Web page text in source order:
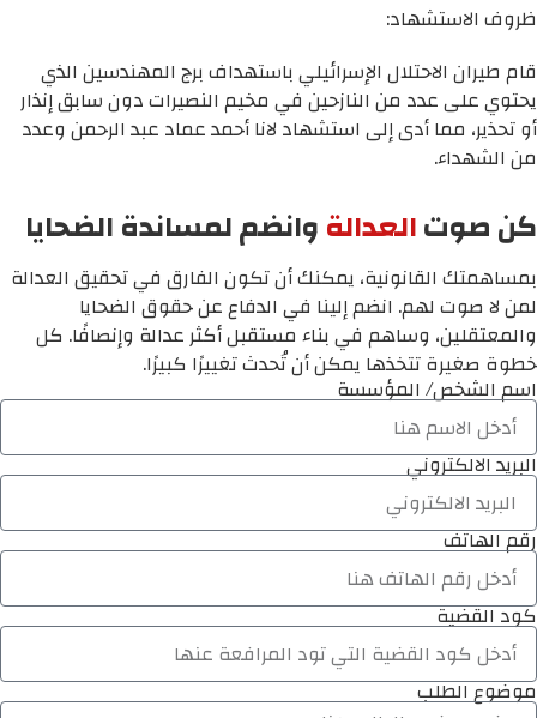
ظروف الاستشهاد:
قام طيران الاحتلال الإسرائيلي باستهداف برج المهندسين الذي
يحتوي على عدد من النازحين في مخيم النصيرات دون سابق إنذار
أو تحذير، مما أدى إلى استشهاد لانا أحمد عماد عبد الرحمن وعدد
من الشهداء.
كن صوتالعدالةوانضم لمساندة الضحايا
بمساهمتك القانونية، يمكنك أن تكون الفارق في تحقيق العدالة
لمن لا صوت لهم. انضم إلينا في الدفاع عن حقوق الضحايا
والمعتقلين، وساهم في بناء مستقبل أكثر عدالة وإنصافًا. كل
خطوة صغيرة تتخذها يمكن أن تُحدث تغييرًا كبيرًا.
اسم الشخص/ المؤسسة
البريد الالكتروني
رقم الهاتف
كود القضية
موضوع الطلب